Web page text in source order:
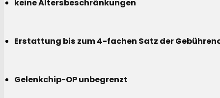
keine Altersbeschränkungen
Erstattung bis zum 4-fachen Satz der
Gelenkchip-OP unbegrenzt